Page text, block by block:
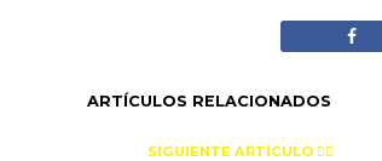
ARTÍCULOS RELACIONADOS
SIGUIENTE ARTÍCULO 👈🏻